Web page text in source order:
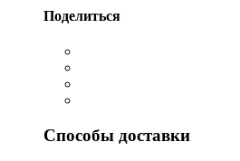
Поделиться
Способы доставки